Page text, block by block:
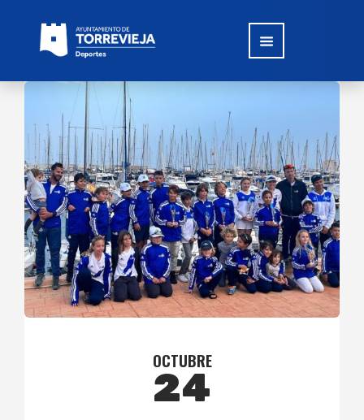
OCTUBRE
24